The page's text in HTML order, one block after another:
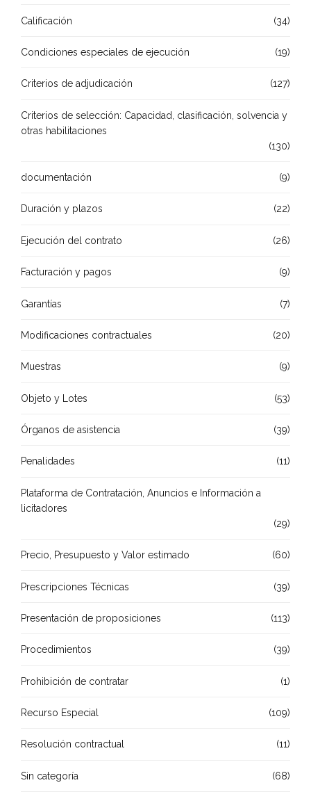
Calificación (34)
Condiciones especiales de ejecución (19)
Criterios de adjudicación (127)
Criterios de selección: Capacidad, clasificación, solvencia y
otras habilitaciones
(130)
documentación (9)
Duración y plazos (22)
Ejecución del contrato (26)
Facturación y pagos (9)
Garantías (7)
Modificaciones contractuales (20)
Muestras (9)
Objeto y Lotes (53)
Órganos de asistencia (39)
Penalidades (11)
Plataforma de Contratación, Anuncios e Información a
licitadores
(29)
Precio, Presupuesto y Valor estimado (60)
Prescripciones Técnicas (39)
Presentación de proposiciones (113)
Procedimientos (39)
Prohibición de contratar (1)
Recurso Especial (109)
Resolución contractual (11)
Sin categoría (68)